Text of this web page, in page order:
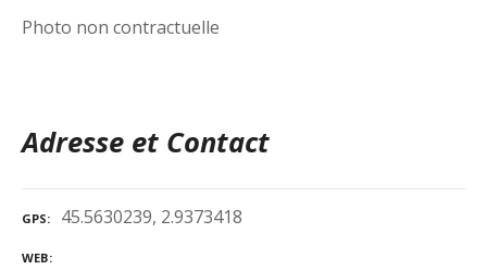
Photo non contractuelle
Adresse et Contact
GPS 45.5630239, 2.9373418
WEB